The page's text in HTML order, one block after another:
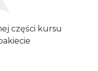
części kursu